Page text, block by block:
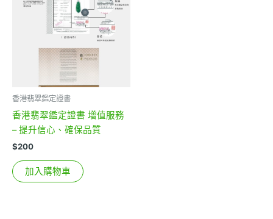
香港翡翠鑑定證書
香港翡翠鑑定證書 增值服務
– 提升信心、確保品質
$200
加入購物車